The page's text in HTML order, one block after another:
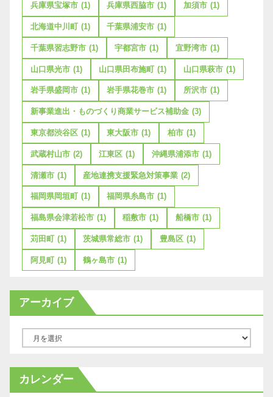
兵庫県宝塚市 (1) 兵庫県西脇市 (1) 加須市 (1)
北海道中川町 (1) 千葉県浦安市 (1)
千葉県習志野市 (1) 宇都宮市 (1) 宜野湾市 (1)
山口県光市 (1) 山口県田布施町 (1) 山口県萩市 (1)
岩手県盛岡市 (1) 岩手県花巻市 (1) 所沢市 (1)
新事業進出・ものづくり商業サービス補助金 (3)
東京都渋谷区 (1) 東大阪市 (1) 柏市 (1)
武蔵村山市 (2) 江東区 (1) 沖縄県浦添市 (1)
清瀬市 (1) 産地連携支援緊急対策事業 (2)
福岡県岡垣町 (1) 福岡県糸島市 (1)
福島県会津若松市 (1) 稲敷市 (1) 船橋市 (1)
苅田町 (1) 茨城県常総市 (1) 豊島区 (1)
阿見町 (1) 鶴ヶ島市 (1)
アーカイブ
カ
イ
カレンダー